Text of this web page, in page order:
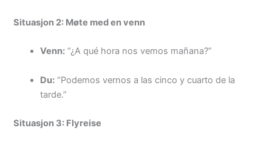
Situasjon 2: Møte med en venn
Venn: “¿A qué hora nos vemos mañana?”
Du: “Podemos vernos a las cinco y cuarto de la
tarde.”
Situasjon 3: Flyreise